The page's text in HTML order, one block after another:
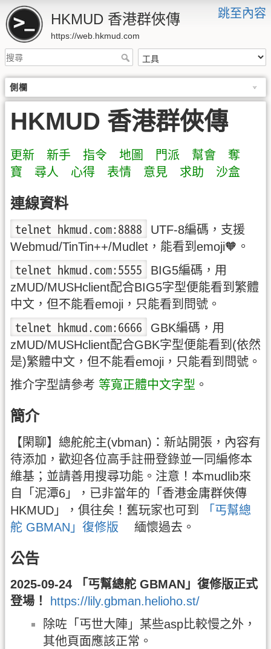
跳至內容
HKMUD 香港群俠傳
https://web.hkmud.com
側欄
HKMUD 香港群俠傳
更新 新手 指令 地圖 門派 幫會
奪
寶
尋人 心得 表情 意見 求助 沙盒
連線資料
telnet hkmud.com:8888
UTF-8編碼，支援
Webmud/TinTin++/Mudlet，能看到emoji🧡。
telnet hkmud.com:5555
BIG5編碼，用
zMUD/MUSHclient配合BIG5字型便能看到繁體
中文，但不能看emoji，只能看到問號。
telnet hkmud.com:6666
GBK編碼，用
zMUD/MUSHclient配合GBK字型便能看到(依然
是)繁體中文，但不能看emoji，只能看到問號。
推介字型請參考 等寬正體中文字型 。
簡介
【閑聊】總舵舵主(vbman)：新站開張，內容有
待添加，歡迎各位高手註冊登錄並一同編修本
維基；並請善用搜尋功能。注意！本mudlib來
自「泥潭6」，已非當年的「香港金庸群俠傳
HKMUD」，俱往矣！舊玩家也可到
「丐幫總
舵 GBMAN」復修版
緬懷過去。
公告
2025-09-24 「丐幫總舵 GBMAN」復修版正式
登場！
https://lily.gbman.helioho.st/
除咗「丐世大陣」某些asp比較慢之外，
其他頁面應該正常。